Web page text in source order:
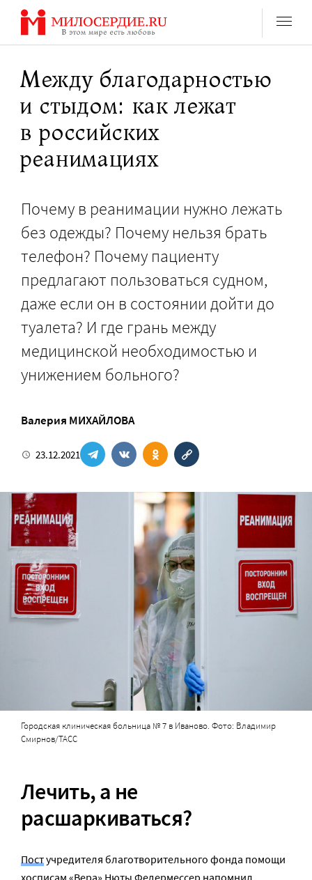
Перейти
содержанию
Между благодарностью
и стыдом: как лежат
в российских
реанимациях
Почему в реанимации нужно лежать
без одежды? Почему нельзя брать
телефон? Почему пациенту
предлагают пользоваться судном,
даже если он в состоянии дойти до
туалета? И где грань между
медицинской необходимостью и
унижением больного?
Валерия МИХАЙЛОВА
23.12.2021
Городская клиническая больница № 7 в Иваново. Фото: Владимир
Смирнов/ТАСС
Лечить, а не
расшаркиваться?
Постучредителя благотворительного фонда помощи
хосписам «Вера» Нюты Федермессер напомнил